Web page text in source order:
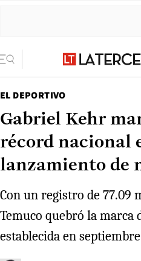
EL DEPORTIVO
Gabriel Kehr
récord nacional
lanzamiento de
Con un registro de 77.09
Temuco quebró la
establecida en septiembre